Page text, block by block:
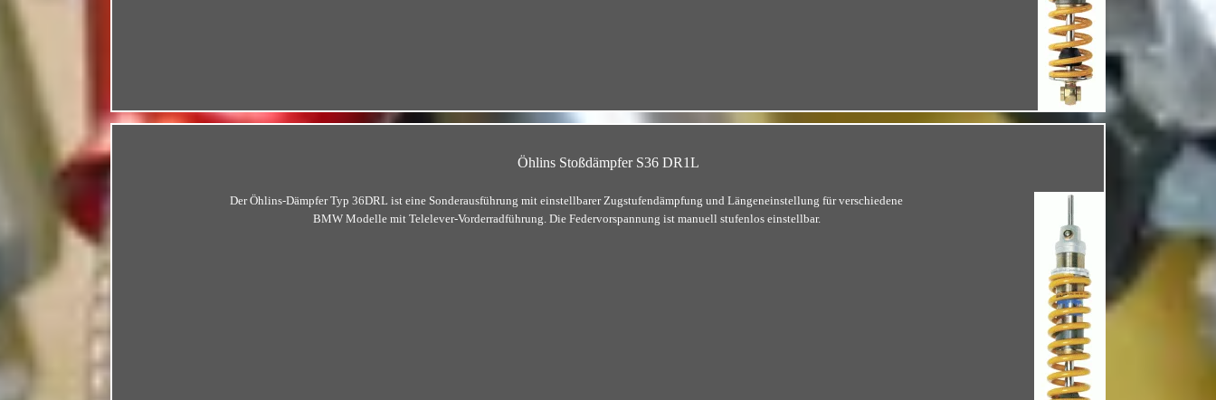
Öhlins Stoßdämpfer S36 DR1L
Der Öhlins-Dämpfer Typ 36DRL ist eine Sonderausführung mit einstellbarer Zugstufendämpfung und Längeneinstellung für verschiedene
BMW Modelle mit Telelever-Vorderradführung. Die Federvorspannung ist manuell stufenlos einstellbar.